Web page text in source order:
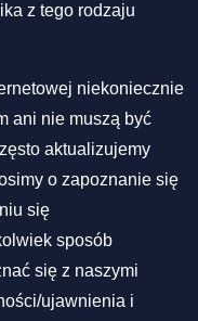
z tego rodzaju
niekoniecznie
ani nie muszą być
aktualizujemy
o zapoznanie się
się
sposób
się z naszymi
ujawnienia i